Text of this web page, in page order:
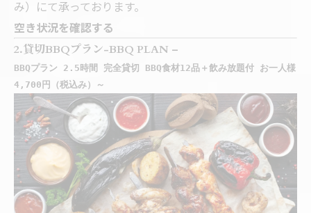
み）にて承っております。
空き状況を確認する
2.貸切BBQプラン-BBQ PLAN –
BBQプラン 2.5時間 完全貸切 BBQ食材12品＋飲み放題付 お一人様
4,700円（税込み）～